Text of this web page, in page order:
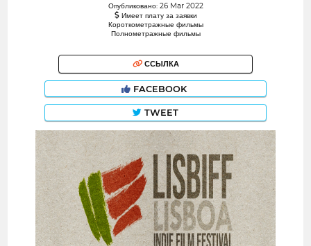
Опубликовано: 26 Mar 2022
Имеет плату за заявки
Короткометражные фильмы
Полнометражные фильмы
ССЫЛКА
FACEBOOK
TWEET